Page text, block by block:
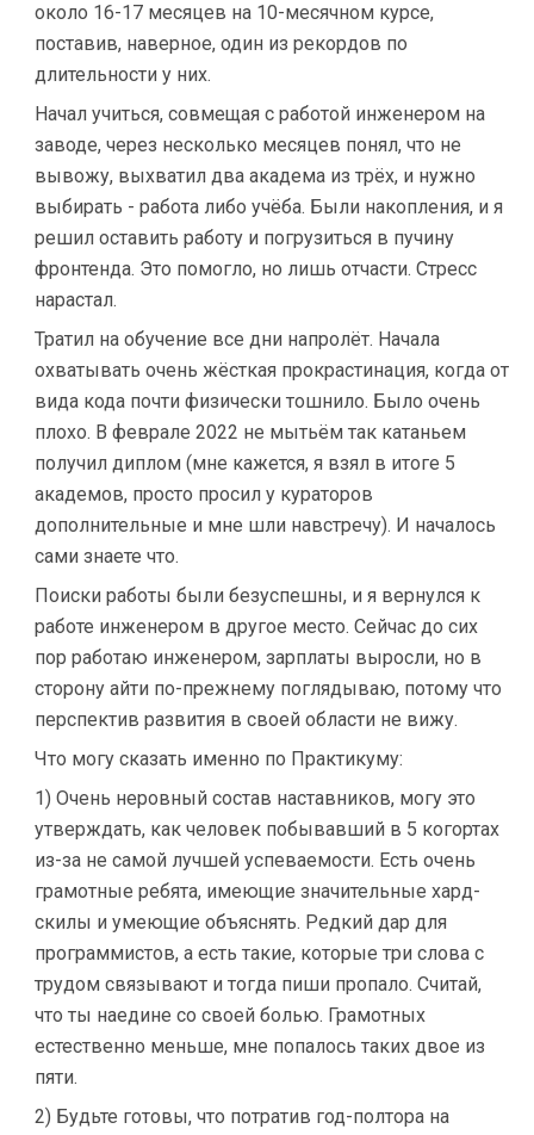
около 16-17 месяцев на 10-месячном курсе,
поставив, наверное, один из рекордов по
длительности у них.
Начал учиться, совмещая с работой инженером на
заводе, через несколько месяцев понял, что не
вывожу, выхватил два академа из трёх, и нужно
выбирать - работа либо учёба. Были накопления, и я
решил оставить работу и погрузиться в пучину
фронтенда. Это помогло, но лишь отчасти. Стресс
нарастал.
Тратил на обучение все дни напролёт. Начала
охватывать очень жёсткая прокрастинация, когда от
вида кода почти физически тошнило. Было очень
плохо. В феврале 2022 не мытьём так катаньем
получил диплом (мне кажется, я взял в итоге 5
академов, просто просил у кураторов
дополнительные и мне шли навстречу). И началось
сами знаете что.
Поиски работы были безуспешны, и я вернулся к
работе инженером в другое место. Сейчас до сих
пор работаю инженером, зарплаты выросли, но в
сторону айти по-прежнему поглядываю, потому что
перспектив развития в своей области не вижу.
Что могу сказать именно по Практикуму:
1) Очень неровный состав наставников, могу это
утверждать, как человек побывавший в 5 когортах
из-за не самой лучшей успеваемости. Есть очень
грамотные ребята, имеющие значительные хард-
скилы и умеющие объяснять. Редкий дар для
программистов, а есть такие, которые три слова с
трудом связывают и тогда пиши пропало. Считай,
что ты наедине со своей болью. Грамотных
естественно меньше, мне попалось таких двое из
пяти.
2) Будьте готовы, что потратив год-полтора на